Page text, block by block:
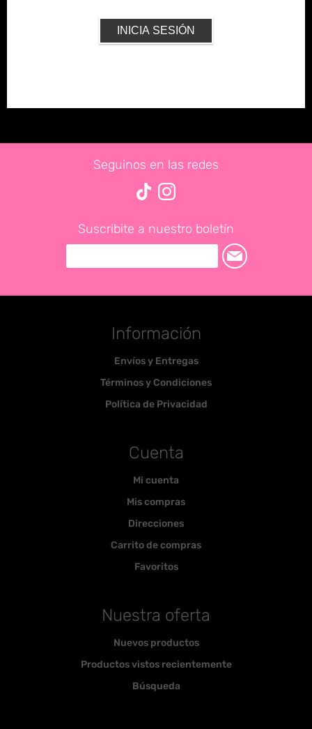
Seguinos en las redes
Suscribite a nuestro boletín
Información
Envíos y Entregas
Términos y Condiciones
Política de Privacidad
Cuenta
Mi cuenta
Mis compras
Direcciones
Carrito de compras
Favoritos
Nuestra oferta
Nuevos productos
Productos vistos recientemente
Búsqueda